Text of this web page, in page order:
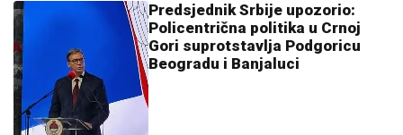
Predsjednik Srbije upozorio:
Policentrična politika u Crnoj
Gori suprotstavlja Podgoricu
Beogradu i Banjaluci